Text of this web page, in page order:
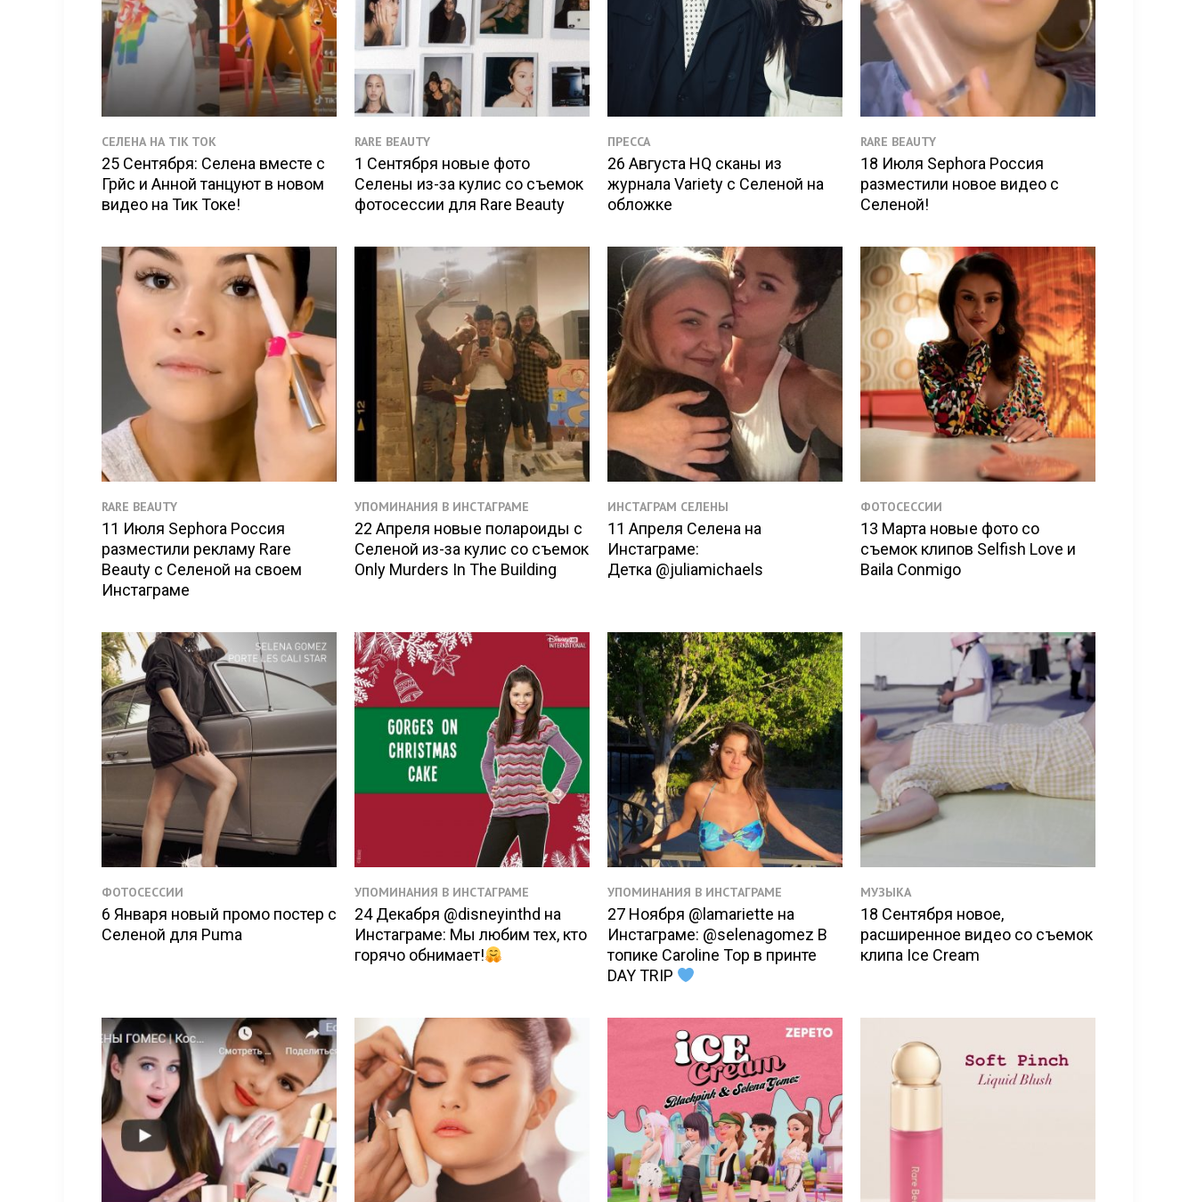
СЕЛЕНА НА TIK TOK
25 Сентября: Селена вместе с
Грйс и Анной танцуют в новом
видео на Тик Токе!
RARE BEAUTY
1 Сентября новые фото
Селены из-за кулис со съемок
фотосессии для Rare Beauty
ПРЕССА
26 Августа HQ сканы из
журнала Variety с Селеной на
обложке
RARE BEAUTY
18 Июля Sephora Россия
разместили новое видео с
Селеной!
RARE BEAUTY
11 Июля Sephora Россия
разместили рекламу Rare
Beauty с Селеной на своем
Инстаграме
УПОМИНАНИЯ В ИНСТАГРАМЕ
22 Апреля новые полароиды с
Селеной из-за кулис со съемок
Only Murders In The Building
ИНСТАГРАМ СЕЛЕНЫ
11 Апреля Селена на
Инстаграме:
Детка @juliamichaels
ФОТОСЕССИИ
13 Марта новые фото со
съемок клипов Selfish Love и
Baila Conmigo
ФОТОСЕССИИ
6 Января новый промо постер с
Селеной для Puma
УПОМИНАНИЯ В ИНСТАГРАМЕ
24 Декабря @disneyinthd на
Инстаграме: Мы любим тех, кто
горячо обнимает!
УПОМИНАНИЯ В ИНСТАГРАМЕ
27 Ноября @lamariette на
Инстаграме: @selenagomez В
топике Caroline Top в принте
DAY TRIP
МУЗЫКА
18 Сентября новое,
расширенное видео со съемок
клипа Ice Cream